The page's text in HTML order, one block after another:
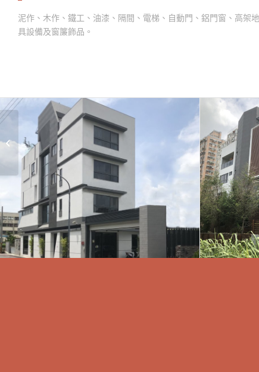
泥作、木作、鐵工、油漆、隔間、電梯、自動門、鋁門窗、高架
具設備及窗簾飾品。
富築廣告京城水森林A.D
棟實品屋裝修工程